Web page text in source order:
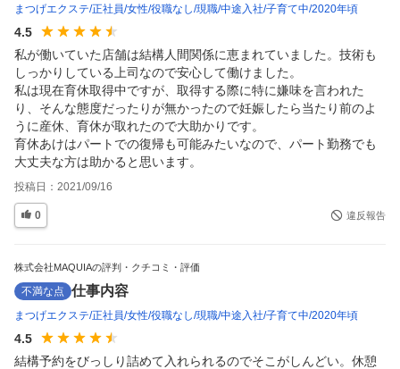
まつげエクステ 正社員 女性 役職なし 現職 中途入社 子育て中 2020年頃
4.5
私が働いていた店舗は結構人間関係に恵まれていました。技術も
しっかりしている上司なので安心して働けました。
私は現在育休取得中ですが、取得する際に特に嫌味を言われた
り、そんな態度だったりが無かったので妊娠したら当たり前のよ
うに産休、育休が取れたので大助かりです。
育休あけはパートでの復帰も可能みたいなので、パート勤務でも
大丈夫な方は助かると思います。
投稿日： 2021/09/16
0 違反報告
株式会社MAQUIAの評判・クチコミ・評価
不満な点 仕事内容
まつげエクステ 正社員 女性 役職なし 現職 中途入社 子育て中 2020年頃
4.5
結構予約をびっしり詰めて入れられるのでそこがしんどい。休憩